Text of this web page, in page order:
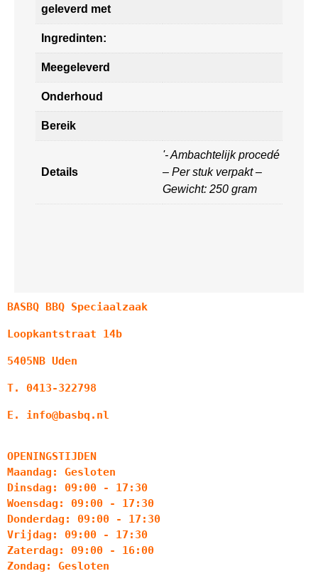
geleverd met
Ingredinten:
Meegeleverd
Onderhoud
Bereik
Details
'- Ambachtelijk procedé
– Per stuk verpakt –
Gewicht: 250 gram
BASBQ BBQ Speciaalzaak
Loopkantstraat 14b
5405NB Uden
T. 0413-322798
E. info@basbq.nl
OPENINGSTIJDEN
Maandag: Gesloten
Dinsdag: 09:00 - 17:30
Woensdag: 09:00 - 17:30
Donderdag: 09:00 - 17:30
Vrijdag: 09:00 - 17:30
Zaterdag: 09:00 - 16:00
Zondag: Gesloten